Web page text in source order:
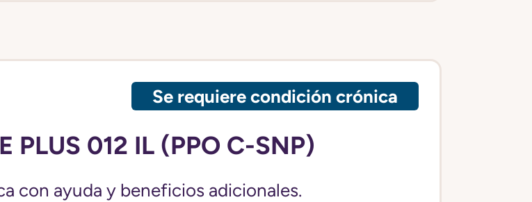
Se requiere condición crónica
PLUS 012 IL (PPO C-SNP)
con ayuda y beneficios adicionales.